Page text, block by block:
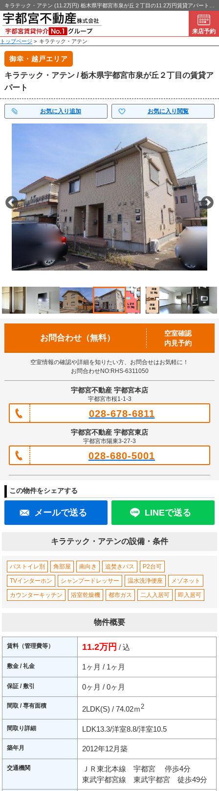
来店予約
トップページ > キラテック・アテン
御幸・越戸エリア
キラテック・アテン / 栃木県宇都宮市泉が丘２丁目の賃貸ア
パート
お気に入り追加 お気に入り閲覧
お問合わせ（無料）
空室確認
内見予約
空室情報の確認や詳細を知りたい方、お問合せはお気軽に！
お問合わせNO:RHS-6311050
宇都宮不動産 宇都宮本店
宇都宮市桜1-1-3
028-678-6811
宇都宮不動産 宇都宮東店
宇都宮市陽東3-27-3
028-680-5001
この物件をシェアする
メールで送る LINEで送る
キラテック・アテンの設備・条件
バストイレ別 角部屋 南向き 追焚きバス P2台可
TVインターホン シャンプードレッサー 温水洗浄便座 メゾネット
カウンターキッチン 浴室乾燥機 都市ガス 二人入居可 即入居可
物件概要
賃料（管理費等） 11.2万円 / 込
敷金 / 礼金 1ヶ月 / 1ヶ月
保証 / 敷引 0ヶ月 / 0ヶ月
間取 / 専有面積 2LDK(S) / 74.02ｍ2
間取り詳細 LDK13.3/洋室8.8/洋室10.5
築年月 2012年12月築
交通機関
ＪＲ東北本線 宇都宮 停歩4分
東武宇都宮線 東武宇都宮 徒歩49分